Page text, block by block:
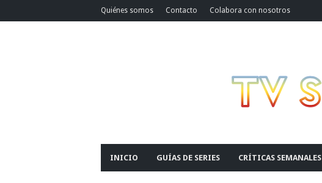
Quiénes somos Contacto Colabora con nosotros
INICIO GUÍAS DE SERIES CRÍTICAS SEMANALES